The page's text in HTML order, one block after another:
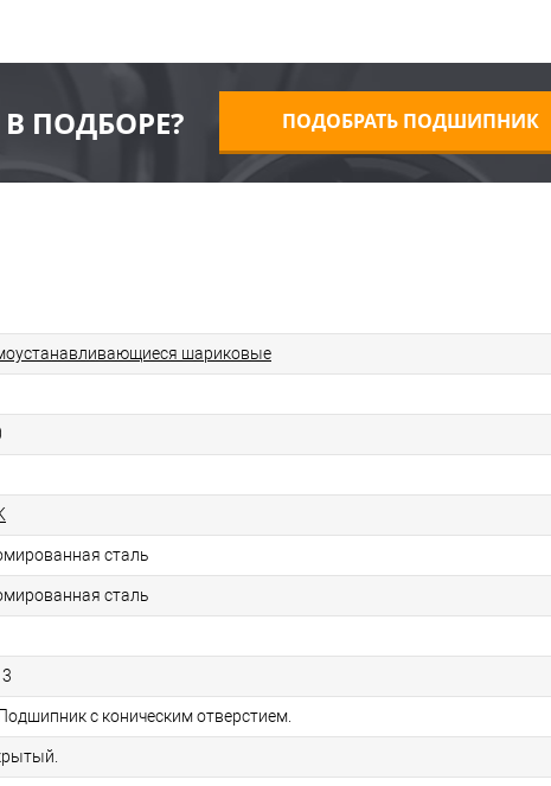
ПОДБОРЕ? ПОДОБРАТЬ ПОДШИПНИК
шариковые
сталь
сталь
с коническим отверстием.